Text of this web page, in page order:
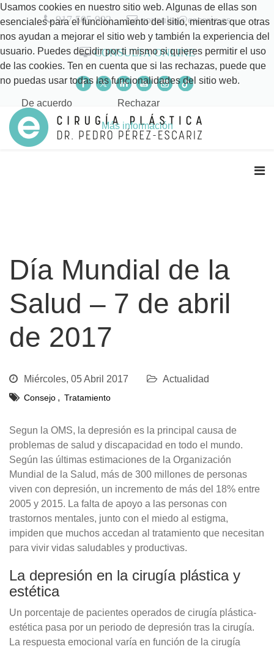
917 505 992 consulta@escariz.es
CONSULTA ONLINE
Día Mundial de la
Salud – 7 de abril
de 2017
Miércoles, 05 Abril 2017 Actualidad
Consejo , Tratamiento
Segun la OMS, la depresión es la principal causa de
problemas de salud y discapacidad en todo el mundo.
Según las últimas estimaciones de la Organización
Mundial de la Salud, más de 300 millones de personas
viven con depresión, un incremento de más del 18% entre
2005 y 2015. La falta de apoyo a las personas con
trastornos mentales, junto con el miedo al estigma,
impiden que muchos accedan al tratamiento que necesitan
para vivir vidas saludables y productivas.
La depresión en la cirugía plástica y
estética
Un porcentaje de pacientes operados de cirugía plástica-
estética pasa por un periodo de depresión tras la cirugía.
La respuesta emocional varía en función de la cirugía
Usamos cookies en nuestro sitio web. Algunas de ellas son
esenciales para el funcionamiento del sitio, mientras que otras
nos ayudan a mejorar el sitio web y también la experiencia del
usuario. Puedes decidir por ti mismo si quieres permitir el uso
de las cookies. Ten en cuenta que si las rechazas, puede que
no puedas usar todas las funcionalidades del sitio web.
De acuerdo Rechazar
Más información